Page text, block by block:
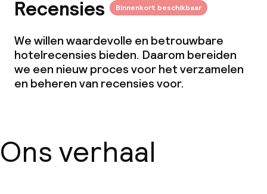
Lunch à la carte
Lunch, vast menu
Diner à la carte
Faciliteiten en diensten voor kinderen
Speeltuin
Recensies Binnenkort beschikbaar
We willen waardevolle en betrouwbare
hotelrecensies bieden. Daarom bereiden
we een nieuw proces voor het verzamelen
en beheren van recensies voor.
Ons verhaal